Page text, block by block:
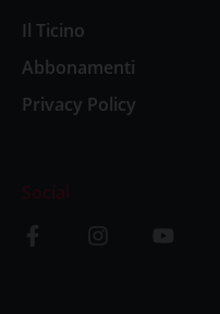
Il Ticino
Abbonamenti
Privacy Policy
Social